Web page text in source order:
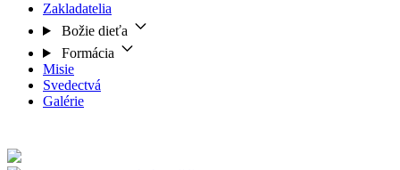
Zakladatelia
Božie dieťa
Formácia
Misie
Svedectvá
Galérie